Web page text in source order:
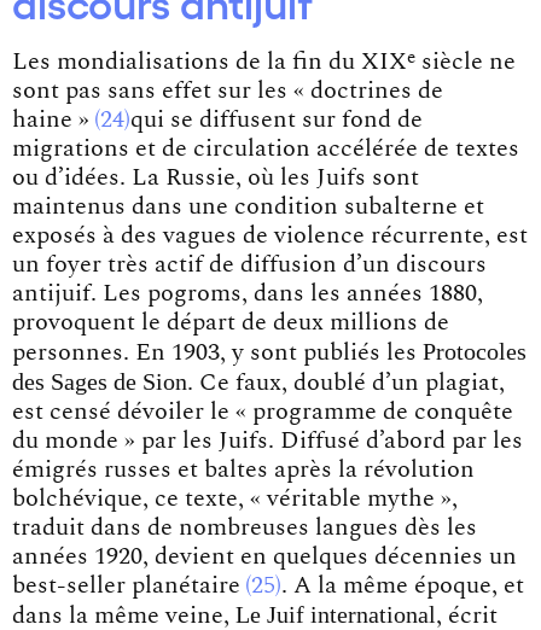
Les mondialisations de la fin du XIXe siècle ne
sont pas sans effet sur les « doctrines de
haine » 24 qui se diffusent sur fond de
migrations et de circulation accélérée de textes
ou d’idées. La Russie, où les Juifs sont
maintenus dans une condition subalterne et
exposés à des vagues de violence récurrente, est
un foyer très actif de diffusion d’un discours
antijuif. Les pogroms, dans les années 1880,
provoquent le départ de deux millions de
personnes. En 1903, y sont publiés les Protocoles
des Sages de Sion. Ce faux, doublé d’un plagiat,
est censé dévoiler le « programme de conquête
du monde » par les Juifs. Diffusé d’abord par les
émigrés russes et baltes après la révolution
bolchévique, ce texte, « véritable mythe »,
traduit dans de nombreuses langues dès les
années 1920, devient en quelques décennies un
best-seller planétaire 25 . A la même époque, et
dans la même veine, Le Juif international, écrit